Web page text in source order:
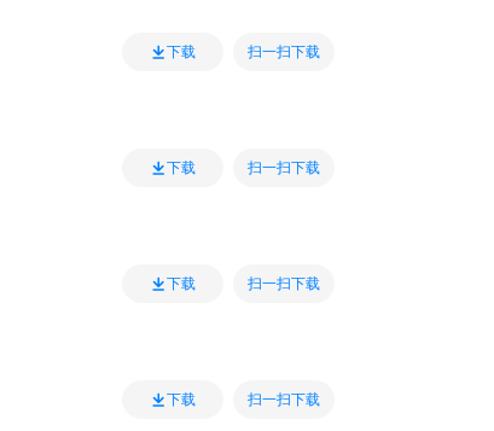
下载 扫一扫下载
下载 扫一扫下载
下载 扫一扫下载
下载 扫一扫下载